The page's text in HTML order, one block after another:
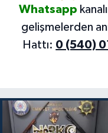
Whatsapp
gelişmelerden
Hattı: 0 (540)